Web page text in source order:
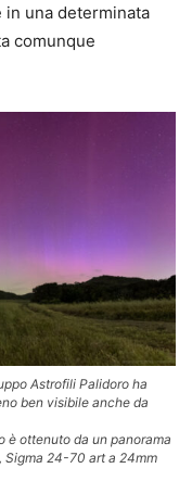
una determinata
comunque
Astrofili Palidoro ha
ben visibile anche da
è ottenuto da un panorama
24-70 art a 24mm